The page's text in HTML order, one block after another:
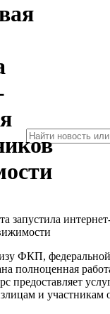
ФКП,
полноценная
предоставляет
и участникам